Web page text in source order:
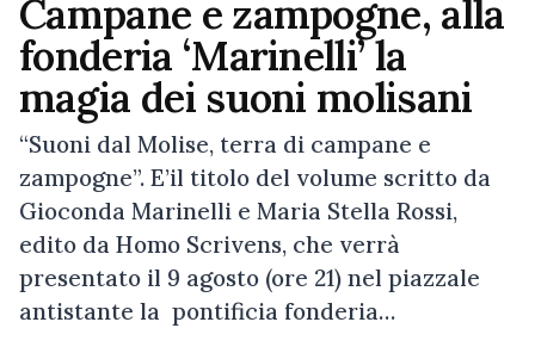
Campane e zampogne, alla
fonderia ‘Marinelli’ la
magia dei suoni molisani
“Suoni dal Molise, terra di campane e
zampogne”. E’il titolo del volume scritto da
Gioconda Marinelli e Maria Stella Rossi,
edito da Homo Scrivens, che verrà
presentato il 9 agosto (ore 21) nel piazzale
antistante la pontificia fonderia…